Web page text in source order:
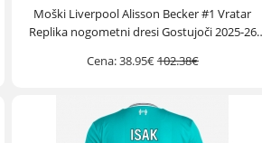
Moški Liverpool Alisson Becker #1 Vratar
Replika nogometni dresi Gostujoči 2025-26
Cena:38.95€102.38€